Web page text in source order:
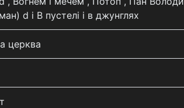
d і В пустелі і в джунглях
церква